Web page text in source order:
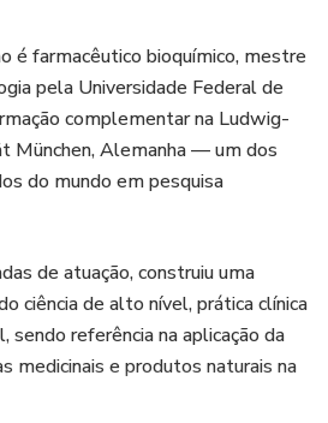
é farmacêutico bioquímico, mestre
pela Universidade Federal de
complementar na Ludwig-
München, Alemanha — um dos
do mundo em pesquisa
de atuação, construiu uma
ciência de alto nível, prática clínica
sendo referência na aplicação da
medicinais e produtos naturais na